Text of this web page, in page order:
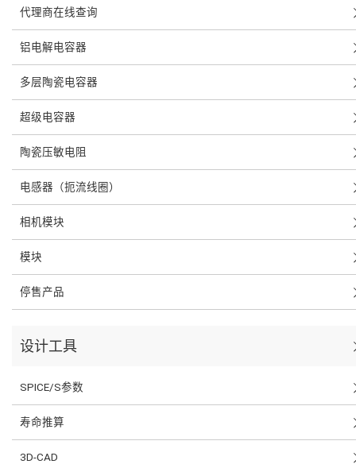
代理商在线查询
铝电解电容器
多层陶瓷电容器
超级电容器
陶瓷压敏电阻
电感器（扼流线圈）
相机模块
模块
停售产品
设计工具
SPICE/S参数
寿命推算
3D-CAD